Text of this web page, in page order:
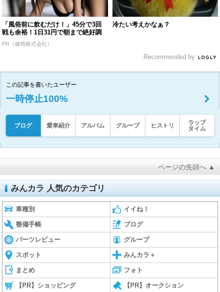
「風俗前に飲むだけ！」45分で3回
戦も余裕！1日31円で朝まで絶好調
PR（健商株式会社）
冷たい考えかなぁ？
Recommended by
この記事を書いたユーザー
一時停止100%
ブログ 愛車紹介 アルバム グループ ヒストリ
ラップ
タイム
ページの先頭へ ▲
みんカラ 人気のカテゴリ
車種別 イイね！
整備手帳 ブログ
パーツレビュー グループ
スポット みんカラ＋
まとめ フォト
【PR】ショッピング 【PR】オークション